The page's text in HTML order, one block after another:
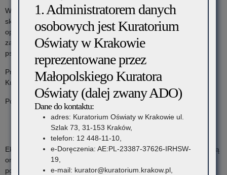
W ramach projektu powstał cykl podcastów edukacyjnych
skierowanych w szczególności do rodziców, ale także do
opiekunów, wychowawców i nauczycieli. Do współpracy zostali
zaproszeni wybitni eksperci — psychologowie, psychoterapeuci,
psychiatrzy, prawnicy, streetworkerzy i pedagodzy.
Projekt został objęty Honorowym Patronatem Małopolskiego
Kuratora Oświaty.
Podcastów można słuchać na platformach:
RMF ON
Eksperci w atmosferze przyjaznej rozmowy dzielą się swoją wiedzą
oraz doświadczeniem, jak również wskazują jak i gdzie szukać
pomocy dla siebie oraz swojej rodziny. W cyklu16 rozmów ze
1. Administratorem danych
osobowych jest Kuratorium
Oświaty w Krakowie
reprezentowane przez
Małopolskiego Kuratora
Oświaty (dalej zwany ADO)
Dane do kontaktu:
adres: Kuratorium Oświaty w Krakowie ul.
Szlak 73, 31-153 Kraków,
telefon: 12 448-11-10,
e-Doręczenia: AE:PL-23387-37626-IRHSW-
19,
e-mail: kurator@kuratorium.krakow.pl,